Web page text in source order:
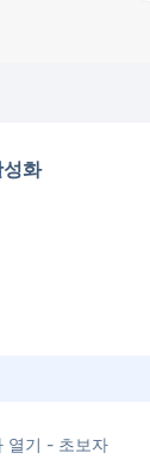
화
열기 - 초보자